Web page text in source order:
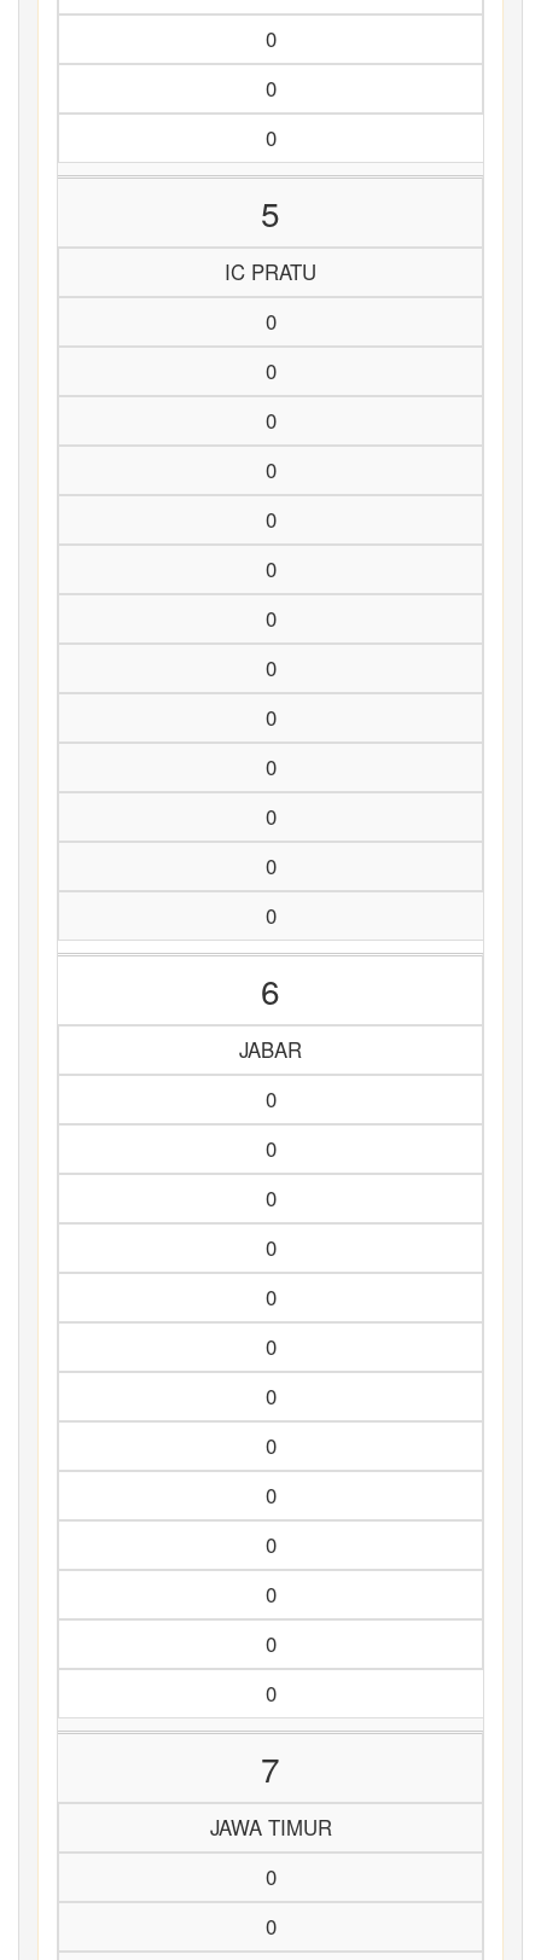
0
0
0
5
IC PRATU
0
0
0
0
0
0
0
0
0
0
0
0
0
6
JABAR
0
0
0
0
0
0
0
0
0
0
0
0
0
7
JAWA TIMUR
0
0